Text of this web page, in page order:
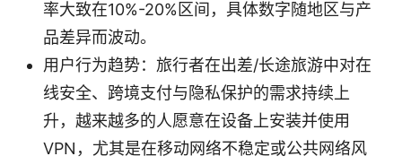
率大致在10%-20%区间，具体数字随地区与产
品差异而波动。
用户行为趋势：旅行者在出差/长途旅游中对在
线安全、跨境支付与隐私保护的需求持续上
升，越来越多的人愿意在设备上安装并使用
VPN，尤其是在移动网络不稳定或公共网络风